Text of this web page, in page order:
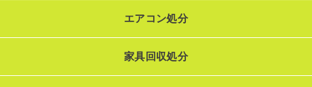
エアコン処分
家具回収処分